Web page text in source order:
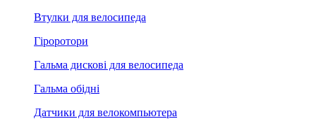
Втулки для велосипеда
Гіроротори
Гальма дискові для велосипеда
Гальма обідні
Датчики для велокомпьютера